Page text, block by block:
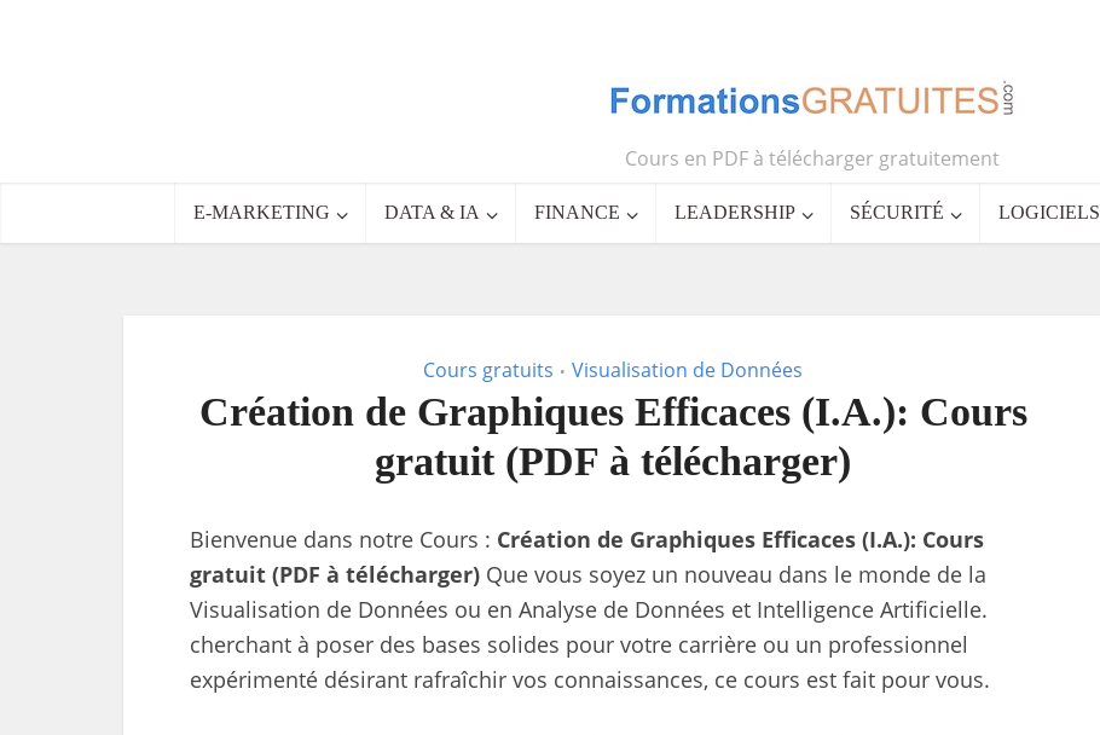
Cours en PDF à télécharger gratuitement
E-MARKETING DATA & IA FINANCE LEADERSHIP SÉCURITÉ LOGICIELS
Cours gratuits • Visualisation de Données
Création de Graphiques Efficaces (I.A.): Cours
gratuit (PDF à télécharger)
Bienvenue dans notre Cours : Création de Graphiques Efficaces (I.A.): Cours
gratuit (PDF à télécharger) Que vous soyez un nouveau dans le monde de la
Visualisation de Données ou en Analyse de Données et Intelligence Artificielle.
cherchant à poser des bases solides pour votre carrière ou un professionnel
expérimenté désirant rafraîchir vos connaissances, ce cours est fait pour vous.